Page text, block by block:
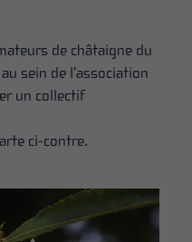
de châtaigne du
sein de l’association
un collectif
ci-contre.